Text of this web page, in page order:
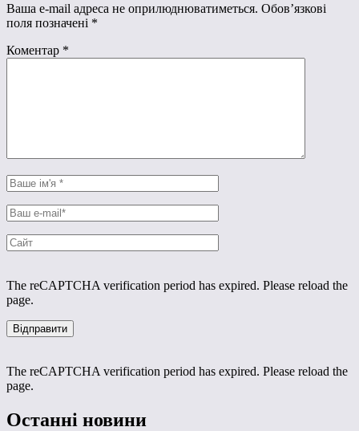
Ваша e-mail адреса не оприлюднюватиметься. Обов’язкові
поля позначені *
Коментар *
The reCAPTCHA verification period has expired. Please reload the
page.
The reCAPTCHA verification period has expired. Please reload the
page.
Останні новини